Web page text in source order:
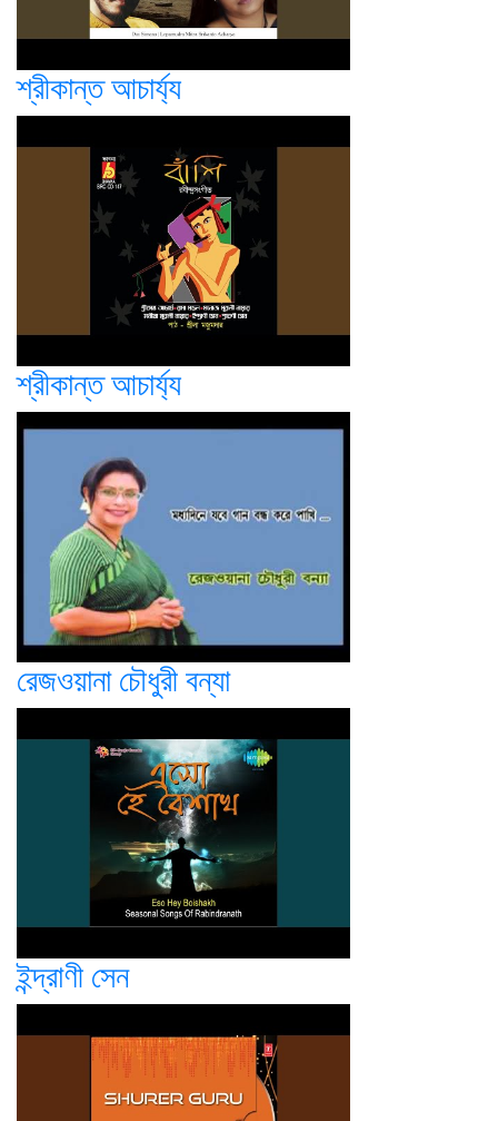
শ্রীকান্ত আচার্য্য
শ্রীকান্ত আচার্য্য
রেজওয়ানা চৌধুরী বন্যা
ইন্দ্রাণী সেন